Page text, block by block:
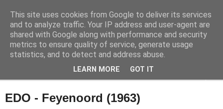
Feyenoord in beeld
De geschiedenis van Feyenoord in foto's
EDO - Feyenoord (1963)
This site uses cookies from Google to deliver its services
and to analyze traffic. Your IP address and user-agent are
shared with Google along with performance and security
metrics to ensure quality of service, generate usage
statistics, and to detect and address abuse.
LEARN MORE GOT IT